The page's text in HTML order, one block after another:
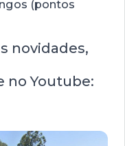
(pontos
novidades,
no Youtube: